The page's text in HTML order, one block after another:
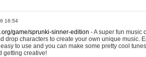
16:54
game/sprunki-sinner-edition - A super fun music
drop characters to create your own unique music.
to use and you can make some pretty cool
getting creative!